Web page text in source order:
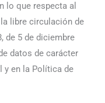
lo que respecta al
libre circulación de
de 5 de diciembre
datos de carácter
y en la Política de